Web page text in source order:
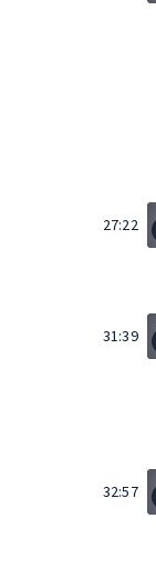
27:22
31:39
32:57